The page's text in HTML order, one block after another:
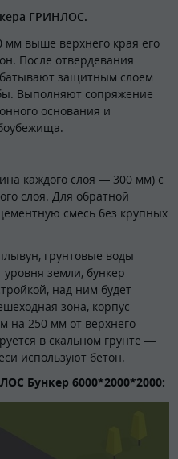
ГРИНЛОС.
мм выше верхнего края его
После отвердевания
защитным слоем
Выполняют сопряжение
основания и
каждого слоя — 300 мм) с
слоя. Для обратной
смесь без крупных
грунтовые воды
земли, бункер
над ним будет
зона, корпус
на 250 мм от верхнего
в скальном грунте —
используют бетон.
Бункер 6000*2000*2000: